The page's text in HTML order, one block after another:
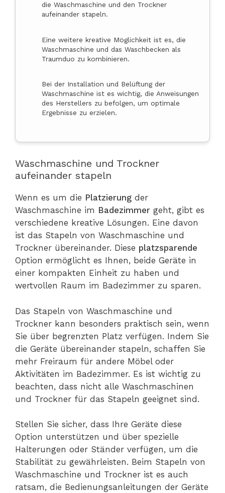
die Waschmaschine und den Trockner
aufeinander stapeln.
Eine weitere kreative Möglichkeit ist es, die
Waschmaschine und das Waschbecken als
Traumduo zu kombinieren.
Bei der Installation und Belüftung der
Waschmaschine ist es wichtig, die Anweisungen
des Herstellers zu befolgen, um optimale
Ergebnisse zu erzielen.
Waschmaschine und Trockner
aufeinander stapeln
Wenn es um die Platzierung der
Waschmaschine im Badezimmer geht, gibt es
verschiedene kreative Lösungen. Eine davon
ist das Stapeln von Waschmaschine und
Trockner übereinander. Diese platzsparende
Option ermöglicht es Ihnen, beide Geräte in
einer kompakten Einheit zu haben und
wertvollen Raum im Badezimmer zu sparen.
Das Stapeln von Waschmaschine und
Trockner kann besonders praktisch sein, wenn
Sie über begrenzten Platz verfügen. Indem Sie
die Geräte übereinander stapeln, schaffen Sie
mehr Freiraum für andere Möbel oder
Aktivitäten im Badezimmer. Es ist wichtig zu
beachten, dass nicht alle Waschmaschinen
und Trockner für das Stapeln geeignet sind.
Stellen Sie sicher, dass Ihre Geräte diese
Option unterstützen und über spezielle
Halterungen oder Ständer verfügen, um die
Stabilität zu gewährleisten. Beim Stapeln von
Waschmaschine und Trockner ist es auch
ratsam, die Bedienungsanleitungen der Geräte